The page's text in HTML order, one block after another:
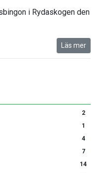
2
1
4
7
14
i Rydaskogen den
Läs mer